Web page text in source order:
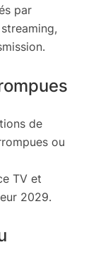
par
de
ou
TV et
2029.